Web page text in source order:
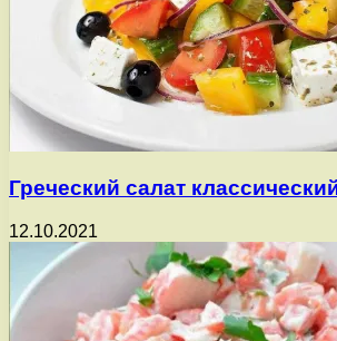
Греческий салат
12.10.2021